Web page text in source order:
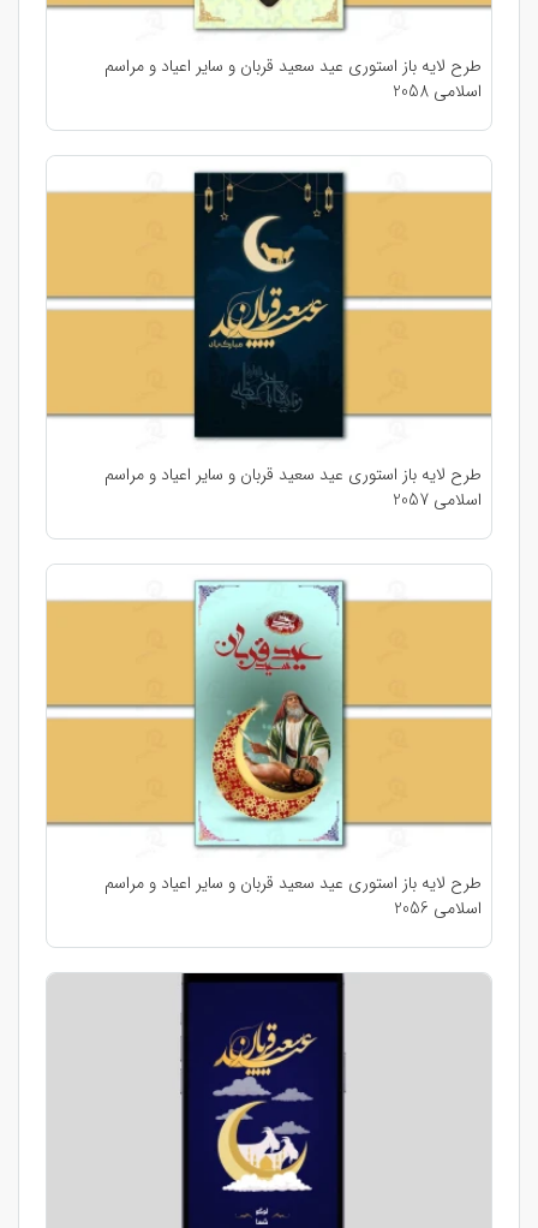
طرح لایه باز استوری عید سعید قربان و سایر اعیاد و مراسم
اسلامی 2058
طرح لایه باز استوری عید سعید قربان و سایر اعیاد و مراسم
اسلامی 2057
طرح لایه باز استوری عید سعید قربان و سایر اعیاد و مراسم
اسلامی 2056